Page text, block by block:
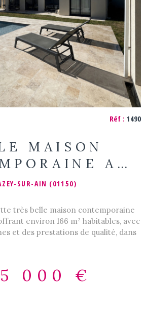
VOIR LE BIEN
Réf : 1490
MAISON
AU
CALME
SUR-AIN (01150)
très belle maison contemporaine
environ 166 m² habitables, avec
et des prestations de qualité, dans
de la maison. La cuisine,
000 €